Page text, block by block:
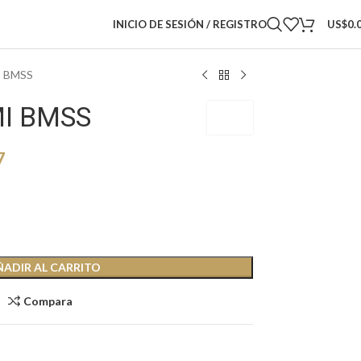
INICIO DE SESIÓN / REGISTRO US$
BMSS
AL CARRITO
Compara